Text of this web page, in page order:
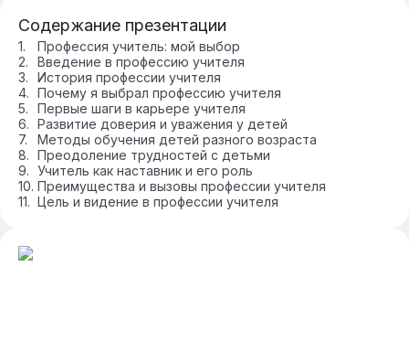
Содержание презентации
Профессия учитель: мой выбор
Введение в профессию учителя
История профессии учителя
Почему я выбрал профессию учителя
Первые шаги в карьере учителя
Развитие доверия и уважения у детей
Методы обучения детей разного возраста
Преодоление трудностей с детьми
Учитель как наставник и его роль
Преимущества и вызовы профессии учителя
Цель и видение в профессии учителя